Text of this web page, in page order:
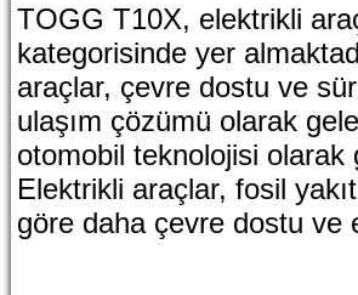
TOGG T10X, elektrikli
kategorisinde yer
araçlar, çevre dostu ve
ulaşım çözümü olarak
otomobil teknolojisi olarak
Elektrikli araçlar, fosil
göre daha çevre dostu ve